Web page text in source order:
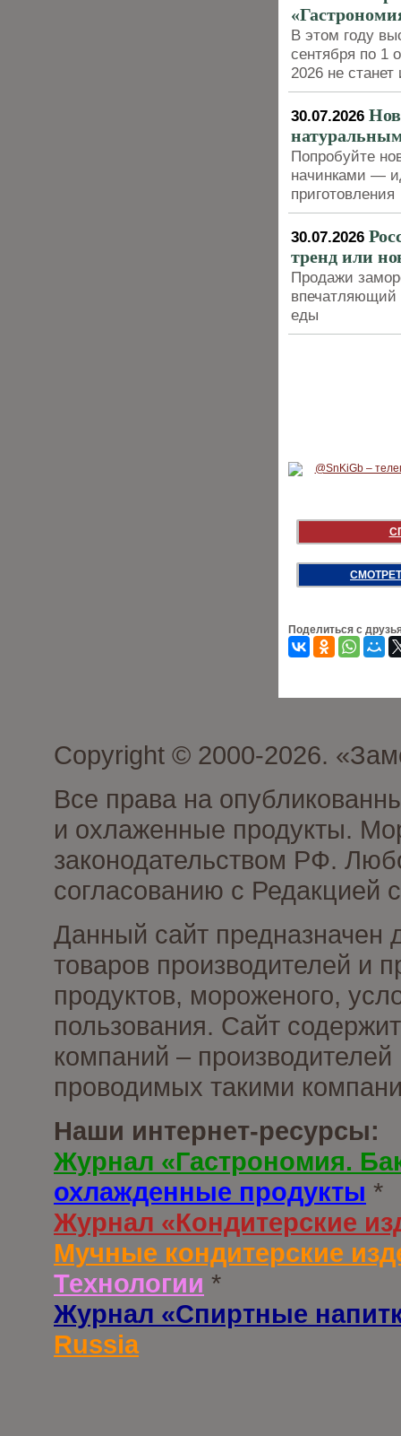
В этом году
сентября по 1
2026 не
30.07.2026
Попробуйте
начинками —
приготовления
30.07.2026
тренд или
Продажи
впечатляющий
еды
Поделиться с
Copyright © 2000-2026.
Все права на
и охлаженные продукты.
законодательством РФ.
согласованию с Редакцией
Данный сайт предназначен
товаров производителей и
продуктов, мороженого,
пользования. Сайт
компаний –
проводимых такими
Наши интернет-ресурсы:
Журнал «Гастрономия.
охлажденные продукты *
Журнал «Кондитерские
Мучные кондитерские
Технологии *
Журнал «Спиртные
Russia